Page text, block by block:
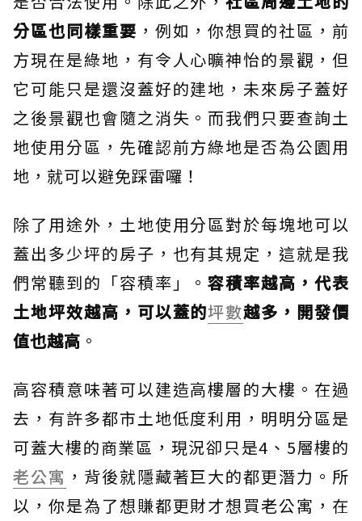
分區也同樣重要 ，例如，你想買的社區，前
方現在是綠地，有令人心曠神怡的景觀，但
它可能只是還沒蓋好的建地，未來房子蓋好
之後景觀也會隨之消失。而我們只要查詢土
地使用分區，先確認前方綠地是否為公園用
地，就可以避免踩雷囉！
除了用途外，土地使用分區對於每塊地可以
蓋出多少坪的房子，也有其規定，這就是我
們常聽到的「容積率」。容積率越高，代表
土地坪效越高，可以蓋的坪數越多，開發價
值也越高 。
高容積意味著可以建造高樓層的大樓。在過
去，有許多都市土地低度利用，明明分區是
可蓋大樓的商業區，現況卻只是4、5層樓的
老公寓 ，背後就隱藏著巨大的都更潛力。所
以，你是為了想賺都更財才想買老公寓，在